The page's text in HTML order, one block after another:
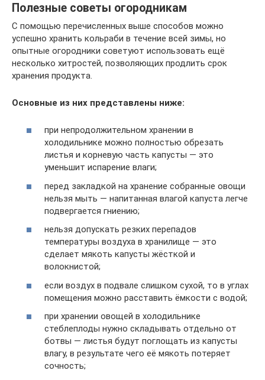
Полезные советы огородникам
С помощью перечисленных выше способов можно
успешно хранить кольраби в течение всей зимы, но
опытные огородники советуют использовать ещё
несколько хитростей, позволяющих продлить срок
хранения продукта.
Основные из них представлены ниже:
при непродолжительном хранении в
холодильнике можно полностью обрезать
листья и корневую часть капусты — это
уменьшит испарение влаги;
перед закладкой на хранение собранные овощи
нельзя мыть — напитанная влагой капуста легче
подвергается гниению;
нельзя допускать резких перепадов
температуры воздуха в хранилище — это
сделает мякоть капусты жёсткой и
волокнистой;
если воздух в подвале слишком сухой, то в углах
помещения можно расставить ёмкости с водой;
при хранении овощей в холодильнике
стеблеплоды нужно складывать отдельно от
ботвы — листья будут поглощать из капусты
влагу, в результате чего её мякоть потеряет
сочность;